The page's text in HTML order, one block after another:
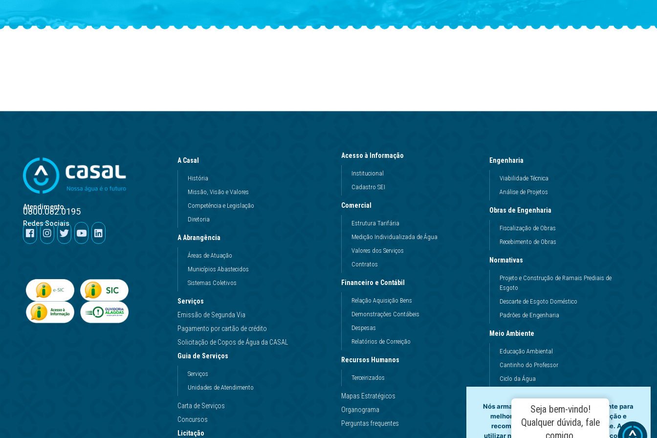
Atendimento
0800.082.0195
Redes Sociais
A Casal
História
Missão, Visão e Valores
Competência e Legislação
Diretoria
A Abrangência
Áreas de Atuação
Municípios Abastecidos
Sistemas Coletivos
Serviços
Emissão de Segunda Via
Pagamento por cartão de crédito
Solicitação de Copos de Água da CASAL
Guia de Serviços
Serviços
Unidades de Atendimento
Carta de Serviços
Concursos
Licitação
Acesso à Informação
Institucional
Cadastro SEI
Comercial
Estrutura Tarifária
Medição Individualizada de Água
Valores dos Serviços
Contratos
Financeiro e Contábil
Relação Aquisição Bens
Demonstrações Contábeis
Despesas
Relatórios de Correição
Recursos Humanos
Terceirizados
Mapas Estratégicos
Organograma
Perguntas frequentes
Engenharia
Viabilidade Técnica
Análise de Projetos
Obras de Engenharia
Fiscalização de Obras
Recebimento de Obras
Normativas
Projeto e Construção de Ramais Prediais de
Esgoto
Descarte de Esgoto Doméstico
Padrões de Engenharia
Meio Ambiente
Educação Ambiental
Cantinho do Professor
Ciclo da Água
Dinâmicas da Escola
Princípios de Higiene
Utilização da Água
Nós armazenamos dados temporariamente para
melhorar a sua experiência de navegação e
recomendar conteúdo de seu interesse. Ao
utilizar nossos serviços, você concorda com tal
Seja bem-vindo!
Qualquer dúvida, fale